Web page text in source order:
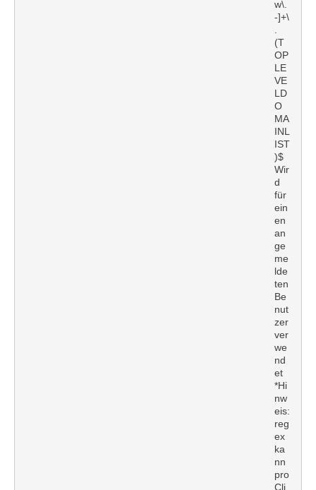
w\.
-]+\
(T
OP
LE
VE
LD
O
MA
INL
IST
)$
Wir
d
für
ein
en
an
ge
me
lde
ten
Be
nut
zer
ver
we
nd
et
*Hi
nw
eis:
reg
ex
ka
nn
pro
Cli